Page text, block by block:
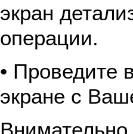
экран
операции.
• Проведите
экране с